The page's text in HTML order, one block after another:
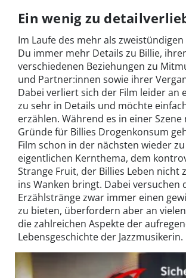
Ein wenig zu
Im Laufe des mehr als
Du immer mehr Details zu Billie,
verschiedenen Beziehungen zu
und Partner:innen sowie ihrer
Dabei verliert sich der Film leider an
zu sehr in Details und möchte
erzählen. Während es in einer
Gründe für Billies Drogenkonsum
Film schon in der nächsten wieder
eigentlichen Kernthema, dem
Strange Fruit, der Billies Leben nicht
ins Wanken bringt. Dabei versuchen
Erzählstränge zwar immer einen
zu bieten, überfordern aber an
die zahlreichen Aspekte der
Lebensgeschichte der Jazzmusikerin.